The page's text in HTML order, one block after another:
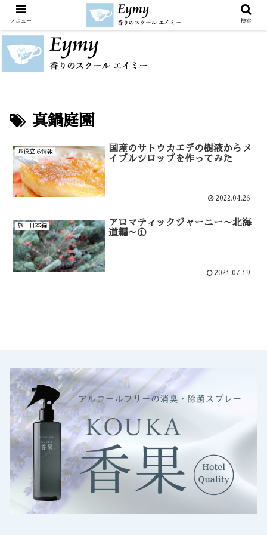
真鍋庭園
お役立ち情報
国産のサトウカエデの樹液からメ
イプルシロップを作ってみた
2022.04.26
旅 日本編
アロマティックジャーニー～北海
道編～①
2021.07.19
メニュー 検索